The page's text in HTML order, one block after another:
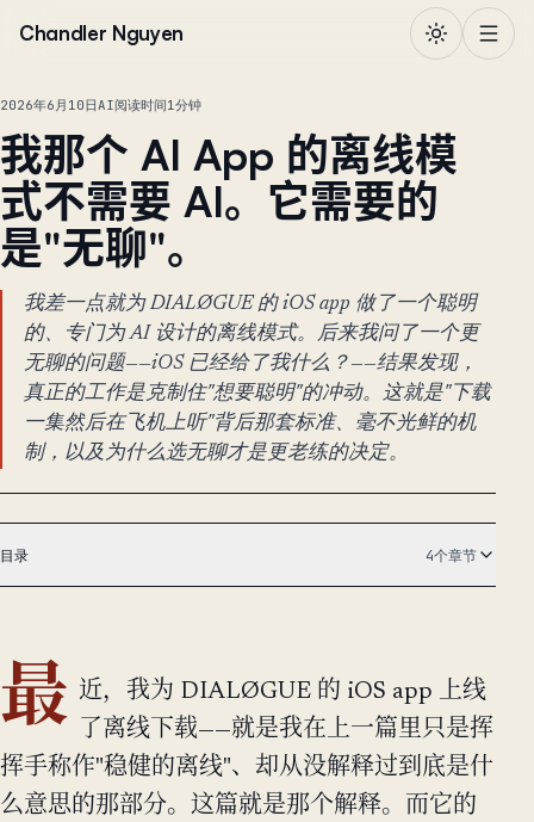
Chandler Nguyen
2026年6月10日AI阅读时间1分钟
我那个 AI App 的离线模
式不需要 AI。它需要的
是"无聊"。
我差一点就为 DIALØGUE 的 iOS app 做了一个聪明
的、专门为 AI 设计的离线模式。后来我问了一个更
无聊的问题——iOS 已经给了我什么？——结果发现，
真正的工作是克制住"想要聪明"的冲动。这就是"下载
一集然后在飞机上听"背后那套标准、毫不光鲜的机
制，以及为什么选无聊才是更老练的决定。
目录 4个章节
最 近，我为 DIALØGUE 的 iOS app 上线
了离线下载——就是我在上一篇里只是挥
挥手称作"稳健的离线"、却从没解释过到底是什
么意思的那部分。这篇就是那个解释。而它的